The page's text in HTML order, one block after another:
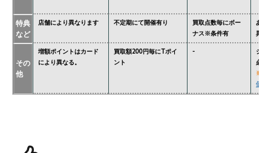
特典
など
店舗により異なります 不定期にて開催有り
買取点数毎にボー
ナス※条件有
あり
異な
その
他
増額ポイントはカード
により異なる。
買取額200円毎にTポイ
ント
-
ジョ
必要
※
価格